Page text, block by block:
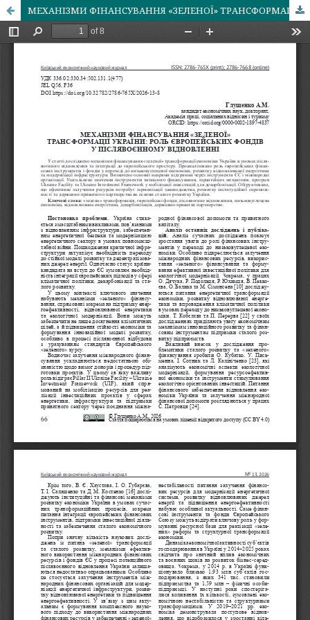
МЕХАНІЗМИ ФІНАНСУВАННЯ «ЗЕЛЕНОЇ» ТРАНСФОРМАЦІЇ УКРАЇНИ: РОЛЬ ЄВРОПЕЙСЬКИХ ФОНДІВ У ПІСЛЯВОЄННОМУ ВІДНОВЛЕННІ